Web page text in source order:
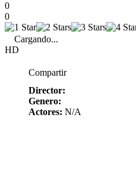
0
0
Cargando...
HD
Compartir
Director:
Genero:
Actores: N/A